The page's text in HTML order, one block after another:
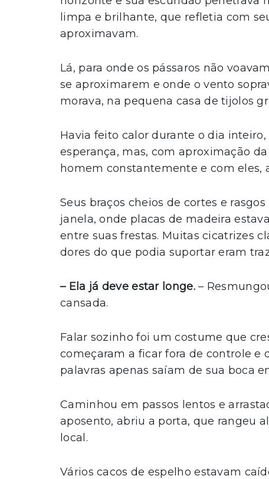
limpa e brilhante, que refletia com
aproximavam.
Lá, para onde os pássaros não
se aproximarem e onde o vento
morava, na pequena casa de tijolos
Havia feito calor durante o dia
esperança, mas, com aproximação
homem constantemente e com eles,
Seus braços cheios de cortes e
janela, onde placas de madeira
entre suas frestas. Muitas cicatrizes
dores do que podia suportar eram
– Ela já deve estar longe.–
cansada.
Falar sozinho foi um costume que
começaram a ficar fora de controle e
palavras apenas saíam de sua boca
Caminhou em passos lentos e
aposento, abriu a porta, que rangeu
local.
Vários cacos de espelho estavam